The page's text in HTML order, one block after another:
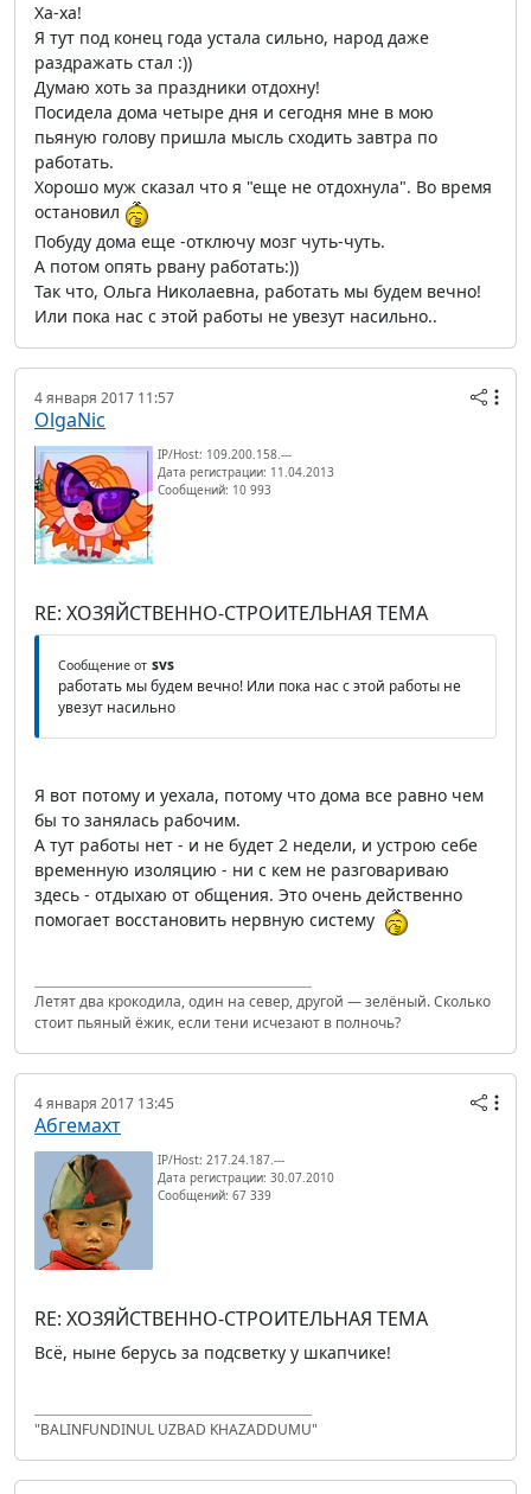
Ха-ха!
Я тут под конец года устала сильно, народ даже
раздражать стал :))
Думаю хоть за праздники отдохну!
Посидела дома четыре дня и сегодня мне в мою
пьяную голову пришла мысль сходить завтра по
работать.
Хорошо муж сказал что я "еще не отдохнула". Во время
остановил
Побуду дома еще -отключу мозг чуть-чуть.
А потом опять рвану работать:))
Так что, Ольга Николаевна, работать мы будем вечно!
Или пока нас с этой работы не увезут насильно..
4 января 2017 11:57
OlgaNic
IP/Host: 109.200.158.---
Дата регистрации: 11.04.2013
Сообщений: 10 993
RE: ХОЗЯЙСТВЕННО-СТРОИТЕЛЬНАЯ ТЕМА
Сообщение от svs
работать мы будем вечно! Или пока нас с этой работы не
увезут насильно
Я вот потому и уехала, потому что дома все равно чем
бы то занялась рабочим.
А тут работы нет - и не будет 2 недели, и устрою себе
временную изоляцию - ни с кем не разговариваю
здесь - отдыхаю от общения. Это очень действенно
помогает восстановить нервную систему
Летят два крокодила, один на север, другой — зелёный. Сколько
стоит пьяный ёжик, если тени исчезают в полночь?
4 января 2017 13:45
Абгемахт
IP/Host: 217.24.187.---
Дата регистрации: 30.07.2010
Сообщений: 67 339
RE: ХОЗЯЙСТВЕННО-СТРОИТЕЛЬНАЯ ТЕМА
Всё, ныне берусь за подсветку у шкапчике!
"BALINFUNDINUL UZBAD KHAZADDUMU"